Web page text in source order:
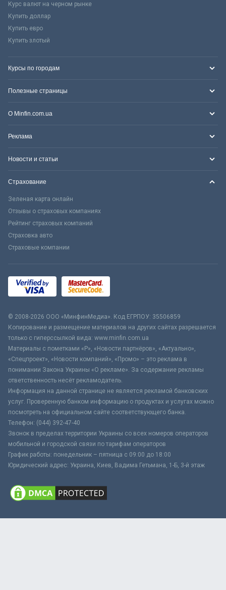
Курс валют на черном рынке
Купить доллар
Купить евро
Купить злотый
Курсы по городам
Полезные страницы
О Minfin.com.ua
Реклама
Новости и статьи
Страхование
Зеленая карта онлайн
Отзывы о страховых компаниях
Рейтинг страховых компаний
Страховка авто
Страховые компании
© 2008-2026 ООО «МинфинМедиа». Код ЕГРПОУ: 35506859
Копирование и размещение материалов на других сайтах разрешается
только с гиперссылкой вида: www.minfin.com.ua
Материалы с пометками «Р», «Новости партнёров», «Актуально»,
«Спецпроект», «Новости компаний», «Промо» – это реклама в
понимании Закона Украины «О рекламе». За содержание рекламы
ответственность несёт рекламодатель.
Информация на данной странице не является рекламой банковских
услуг. Проверенную банком информацию о продуктах и услугах можно
посмотреть на официальном сайте соответствующего банка.
Телефон: (044) 392-47-40
Звонок в пределах территории Украины со всех номеров операторов
мобильной и городской связи по тарифам операторов
График работы: понедельник – пятница с 09:00 до 18:00
Юридический адрес: Украина, Киев, Вадима Гетьмана, 1-Б, 3-й этаж